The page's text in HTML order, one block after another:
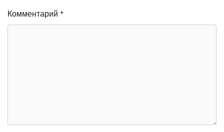
Комментарий *